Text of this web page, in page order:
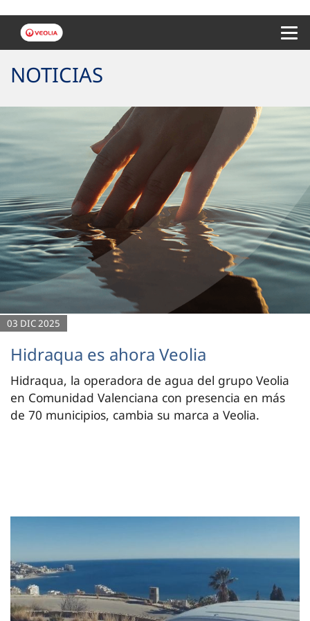
NOTICIAS
03 DIC 2025
Hidraqua es ahora Veolia
Hidraqua, la operadora de agua del grupo Veolia
en Comunidad Valenciana con presencia en más
de 70 municipios, cambia su marca a Veolia.